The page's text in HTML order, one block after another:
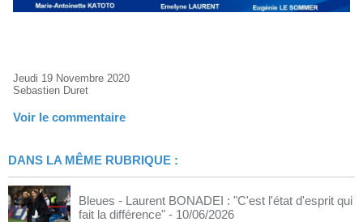
Jeudi 19 Novembre 2020
Sebastien Duret
Voir le commentaire
DANS LA MÊME RUBRIQUE :
Bleues - Laurent BONADEI : "C'est l'état d'esprit qui
fait la différence" - 10/06/2026